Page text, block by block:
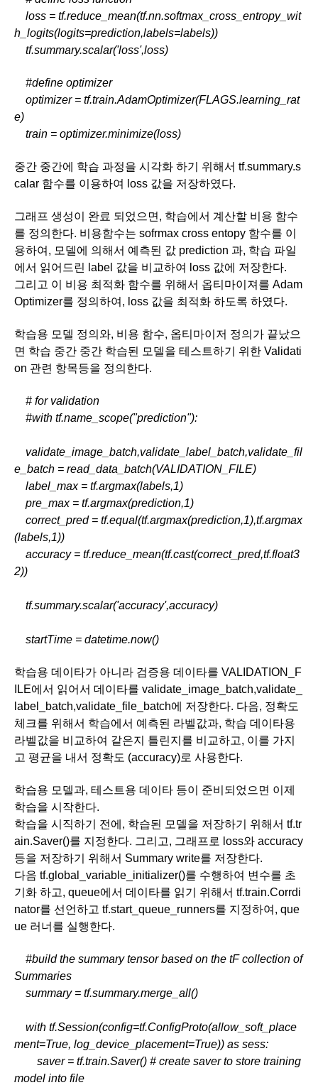
h_logits(logits=prediction,labels=labels))
tf.summary.scalar('loss',loss)
#define optimizer
e)
train = optimizer.minimize(loss)
중간 중간에 학습 과정을 시각화 하기 위해서 tf.summary.s
calar 함수를 이용하여 loss 값을 저장하였다.
그래프 생성이 완료 되었으면, 학습에서 계산할 비용 함수
를 정의한다. 비용함수는 sofrmax cross entopy 함수를 이
용하여, 모델에 의해서 예측된 값 prediction 과, 학습 파일
에서 읽어드린 label 값을 비교하여 loss 값에 저장한다.
그리고 이 비용 최적화 함수를 위해서 옵티마이져를 Adam
Optimizer를 정의하여, loss 값을 최적화 하도록 하였다.
학습용 모델 정의와, 비용 함수, 옵티마이저 정의가 끝났으
면 학습 중간 중간 학습된 모델을 테스트하기 위한 Validati
on 관련 항목등을 정의한다.
# for validation
#with tf.name_scope("prediction"):
e_batch = read_data_batch(VALIDATION_FILE)
label_max = tf.argmax(labels,1)
pre_max = tf.argmax(prediction,1)
(labels,1))
2))
tf.summary.scalar('accuracy',accuracy)
startTime = datetime.now()
학습용 데이타가 아니라 검증용 데이타를 VALIDATION_F
ILE에서 읽어서 데이타를 validate_image_batch,validate_
label_batch,validate_file_batch에 저장한다. 다음, 정확도
체크를 위해서 학습에서 예측된 라벨값과, 학습 데이타용
라벨값을 비교하여 같은지 틀린지를 비교하고, 이를 가지
고 평균을 내서 정확도 (accuracy)로 사용한다.
학습용 모델과, 테스트용 데이타 등이 준비되었으면 이제
학습을 시작한다.
학습을 시직하기 전에, 학습된 모델을 저장하기 위해서 tf.tr
ain.Saver()를 지정한다. 그리고, 그래프로 loss와 accuracy
등을 저장하기 위해서 Summary write를 저장한다.
다음 tf.global_variable_initializer()를 수행하여 변수를 초
기화 하고, queue에서 데이타를 읽기 위해서 tf.train.Corrdi
nator를 선언하고 tf.start_queue_runners를 지정하여, que
ue 러너를 실행한다.
Summaries
summary = tf.summary.merge_all()
ment=True, log_device_placement=True)) as sess:
model into file